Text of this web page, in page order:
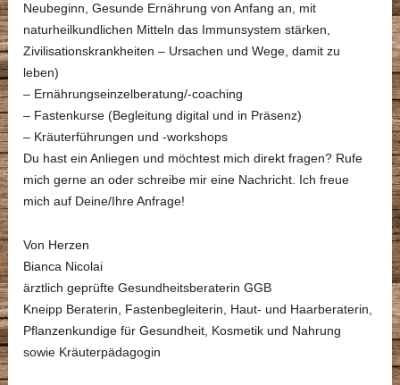
Neubeginn, Gesunde Ernährung von Anfang an, mit
naturheilkundlichen Mitteln das Immunsystem stärken,
Zivilisationskrankheiten – Ursachen und Wege, damit zu
leben)
– Ernährungseinzelberatung/-coaching
– Fastenkurse (Begleitung digital und in Präsenz)
– Kräuterführungen und -workshops
Du hast ein Anliegen und möchtest mich direkt fragen? Rufe
mich gerne an oder schreibe mir eine Nachricht. Ich freue
mich auf Deine/Ihre Anfrage!
Von Herzen
Bianca Nicolai
ärztlich geprüfte Gesundheitsberaterin GGB
Kneipp Beraterin, Fastenbegleiterin, Haut- und Haarberaterin,
Pflanzenkundige für Gesundheit, Kosmetik und Nahrung
sowie Kräuterpädagogin